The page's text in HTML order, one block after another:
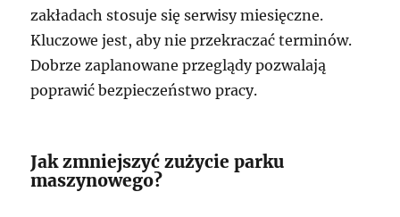
zakładach stosuje się serwisy miesięczne.
Kluczowe jest, aby nie przekraczać terminów.
Dobrze zaplanowane przeglądy pozwalają
poprawić bezpieczeństwo pracy.
Jak zmniejszyć zużycie parku
maszynowego?